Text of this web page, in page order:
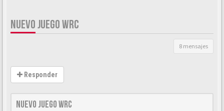
NUEVO JUEGO WRC
8 mensajes
Responder
Nuevo juego WRC